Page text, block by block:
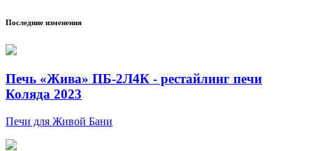
Последние изменения
Печь «Жива» ПБ-2Л4К - рестайлинг печи
Коляда 2023
Печи для Живой Бани